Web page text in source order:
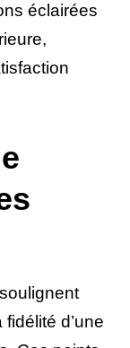
éclairées
soulignent
d’une